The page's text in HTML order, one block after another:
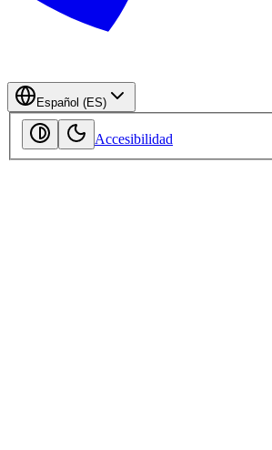
Español (ES)
Accesibilidad